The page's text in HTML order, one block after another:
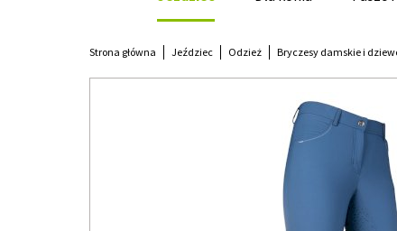
Strona główna Jeździec Odzież Bryczesy damskie i